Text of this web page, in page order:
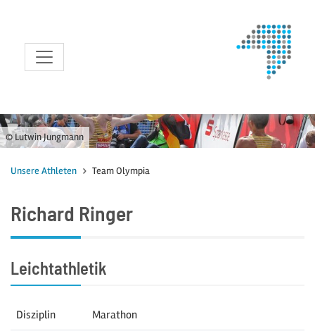
© Lutwin Jungmann
Unsere Athleten Team Olympia
Richard Ringer
Leichtathletik
Disziplin Marathon